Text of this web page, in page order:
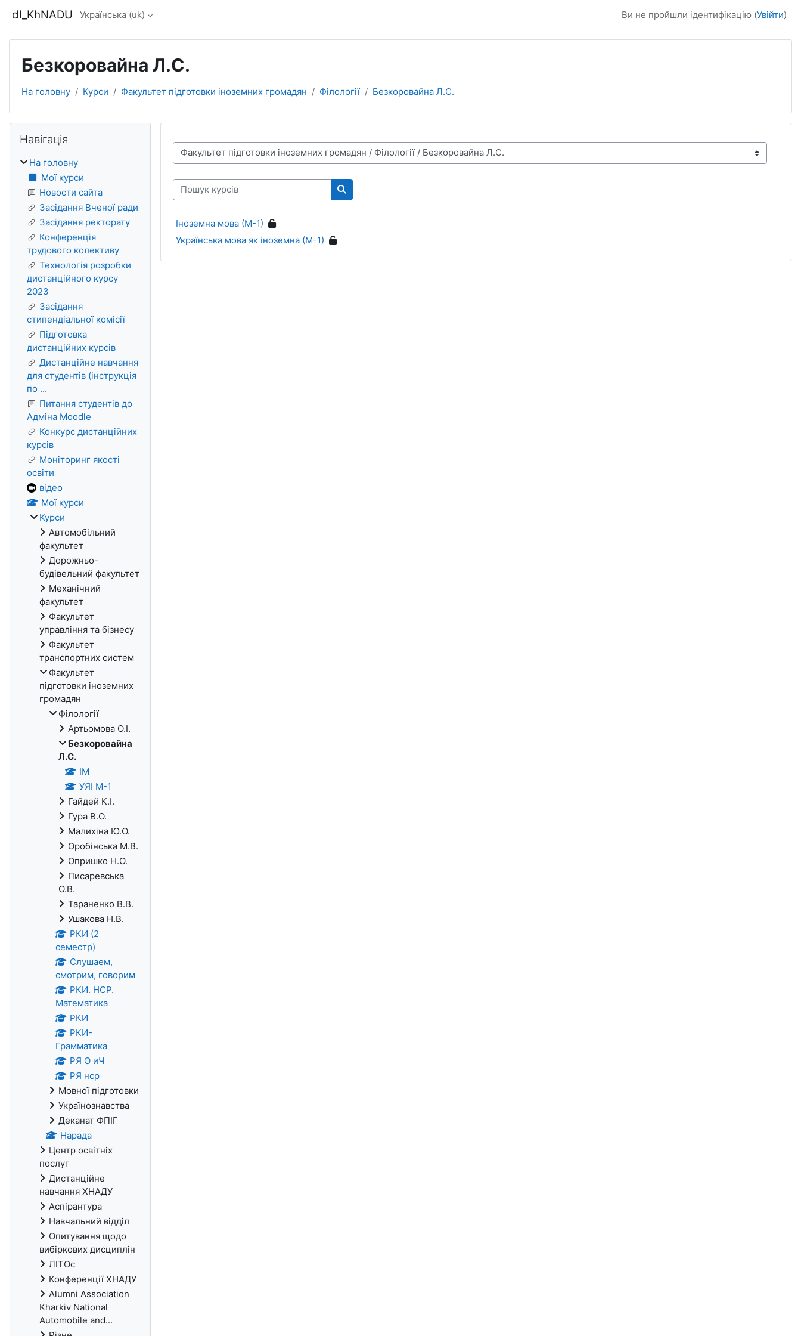
dl_KhNADU Українська ‎(uk)‎ Ви не пройшли ідентифікацію (Увійти)
Безкоровайна Л.С.
На головну Курси Факультет підготовки іноземних громадян Філології Безкоровайна Л.С.
Категорії курсів
Пошук курсів
Пошук курсів
Іноземна мова (М-1)
Українська мова як іноземна (М-1)
Блоки
Навігація
На головну
Мої курси
Новости сайта
Засідання Вченої ради
Засідання ректорату
Конференція
трудового колективу
Технологія розробки
дистанційного курсу
2023
Засідання
стипендіальної комісії
Підготовка
дистанційних курсів
Дистанційне навчання
для студентів (інструкція
по ...
Питання студентів до
Адміна Moodle
Конкурс дистанційних
курсів
Моніторинг якості
освіти
відео
Мої курси
Курси
Автомобільний
факультет
Дорожньо-
будівельний факультет
Механічний
факультет
Факультет
управління та бізнесу
Факультет
транспортних систем
Факультет
підготовки іноземних
громадян
Філології
Артьомова О.І.
Безкоровайна
Л.С.
ІМ
УЯІ М-1
Гайдей К.І.
Гура В.О.
Малихіна Ю.О.
Оробінська М.В.
Опришко Н.О.
Писаревська
О.В.
Тараненко В.В.
Ушакова Н.В.
РКИ (2
семестр)
Слушаем,
смотрим, говорим
РКИ. НСР.
Математика
РКИ
РКИ-
Грамматика
РЯ О иЧ
РЯ нср
Мовної підготовки
Українознавства
Деканат ФПІГ
Нарада
Центр освітніх
послуг
Дистанційне
навчання ХНАДУ
Аспірантура
Навчальний відділ
Опитування щодо
вибіркових дисциплін
ЛІТОс
Конференції ХНАДУ
Alumni Association
Kharkiv National
Automobile and...